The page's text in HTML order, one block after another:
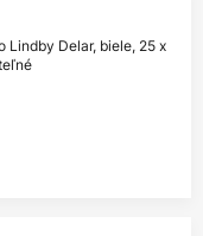
Lindby Delar, biele, 25 x